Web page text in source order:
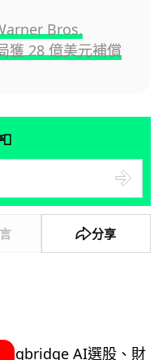
Bros.
28 億美元補償
📮
分享